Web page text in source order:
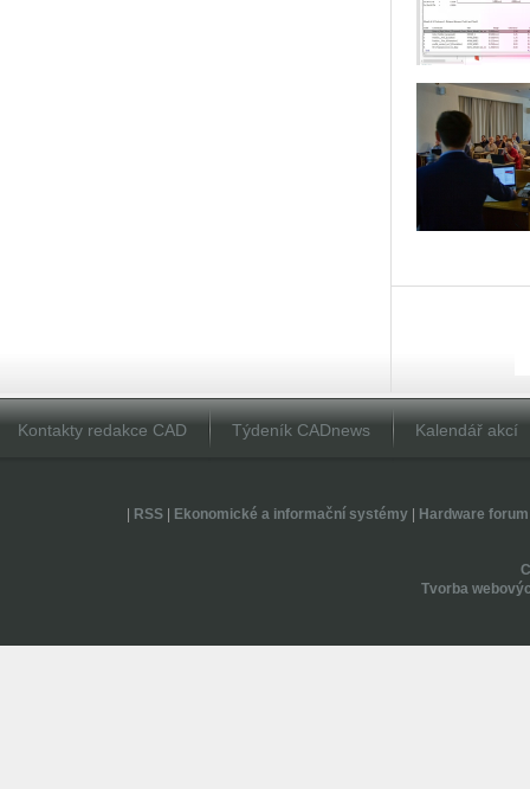
Kontakty redakce CAD Týdeník CADnews Kalendář akcí
RSS| Ekonomické a informační systémy| Hardware forum
Tvorba